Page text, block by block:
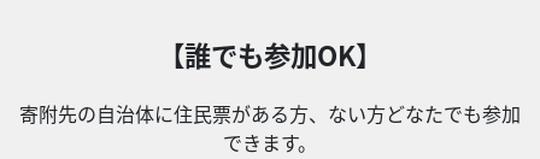
【誰でも参加OK】
寄附先の自治体に住民票がある方、ない方どなたでも参加
できます。